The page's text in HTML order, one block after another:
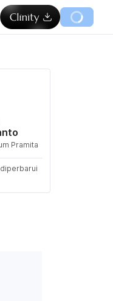
Pramita